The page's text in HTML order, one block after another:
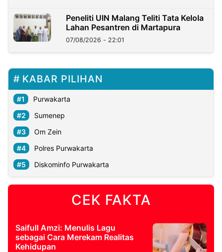
Peneliti UIN Malang Teliti Tata Kelola
Lahan Pesantren di Martapura
07/08/2026 - 22:01
KABAR PILIHAN
Purwakarta
Sumenep
Om Zein
Polres Purwakarta
Diskominfo Purwakarta
CEK FAKTA
Saifull Amzi: Menulis Lagu
sebagai Cara Merekam Realitas
Kehidupan